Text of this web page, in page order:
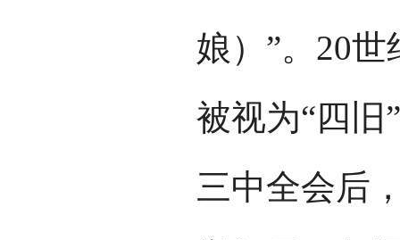
娘）”。20
被视为“四旧
三中全会后